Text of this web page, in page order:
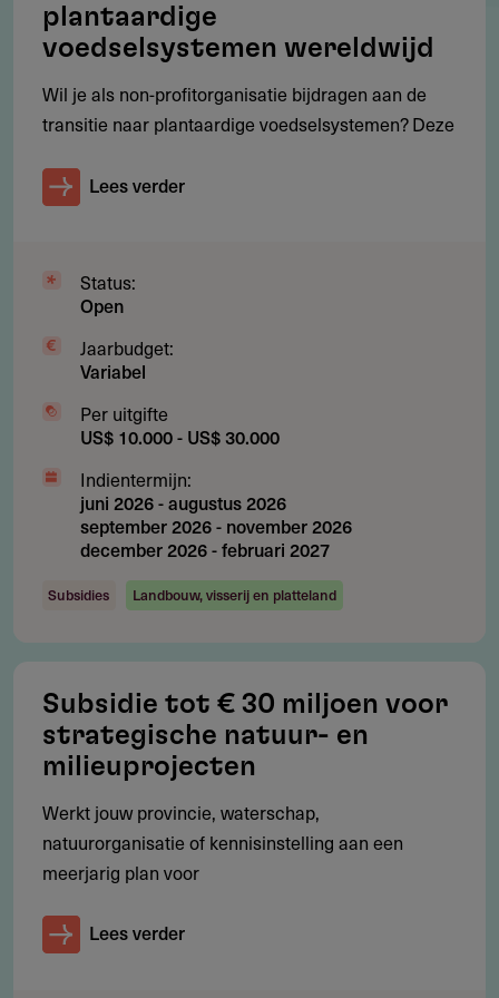
Freelance journalisten (natuurlijke personen)
vóór de deadline officieel opgericht)
waarvoor zij werken
Werkgebied
Waar is deze subsidie beschikbaar?
Europa, gedefinieerd als de 47 lidstaten van de Raad van
Europa plus Belarus en Kosovo. Het onderzoek mag
binnen of buiten Europa plaatsvinden, maar moet relevant
zijn voor Europese belangen. Publicatie is verplicht in
medium gericht op een Europees publiek.
Voorwaarden
Welke voorwaarden gelden?
en/of nieuwsmedia, woonachtig of geregistreerd in
minimaal twee verschillende landen
Het voorstel bevat een hypothese,
onderzoeksmethodologie en gedetailleerde begroting
volgens het budgettemplate
plantaardige
voedselsystemen wereldwijd
Wil je als non-profitorganisatie bijdragen aan de
transitie naar plantaardige voedselsystemen? Deze
Lees verder
Status:
Open
Jaarbudget:
Variabel
Per uitgifte
US$ 10.000 - US$ 30.000
Indientermijn:
juni 2026-augustus 2026
september 2026- november 2026
december 2026-februari 2027
Subsidies Landbouw, visserij en platteland
Subsidie tot € 30 miljoen voor
strategische natuur- en
milieuprojecten
Werkt jouw provincie, waterschap,
natuurorganisatie of kennisinstelling aan een
meerjarig plan voor
Lees verder